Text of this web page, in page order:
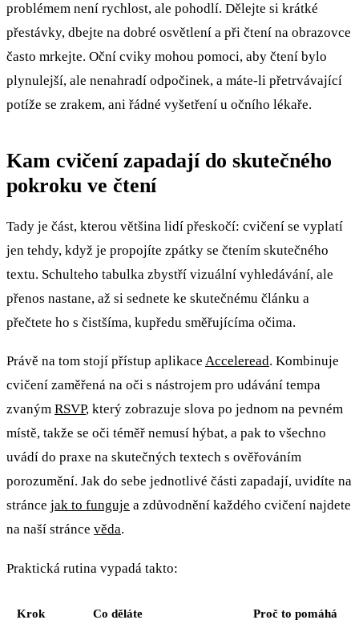
problémem není rychlost, ale pohodlí. Dělejte si krátké
přestávky, dbejte na dobré osvětlení a při čtení na obrazovce
často mrkejte. Oční cviky mohou pomoci, aby čtení bylo
plynulejší, ale nenahradí odpočinek, a máte-li přetrvávající
potíže se zrakem, ani řádné vyšetření u očního lékaře.
Kam cvičení zapadají do skutečného
pokroku ve čtení
Tady je část, kterou většina lidí přeskočí: cvičení se vyplatí
jen tehdy, když je propojíte zpátky se čtením skutečného
textu. Schulteho tabulka zbystří vizuální vyhledávání, ale
přenos nastane, až si sednete ke skutečnému článku a
přečtete ho s čistšíma, kupředu směřujícíma očima.
Právě na tom stojí přístup aplikace Acceleread. Kombinuje
cvičení zaměřená na oči s nástrojem pro udávání tempa
zvaným RSVP, který zobrazuje slova po jednom na pevném
místě, takže se oči téměř nemusí hýbat, a pak to všechno
uvádí do praxe na skutečných textech s ověřováním
porozumění. Jak do sebe jednotlivé části zapadají, uvidíte na
stránce jak to funguje a zdůvodnění každého cvičení najdete
na naší stránce věda.
Praktická rutina vypadá takto:
Krok Co děláte Proč to pomáhá